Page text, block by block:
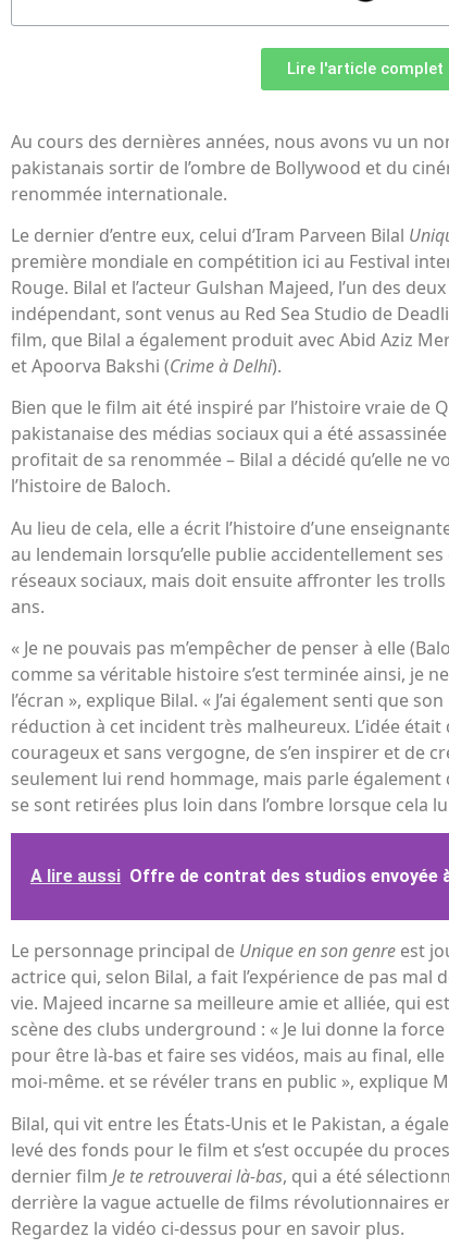
Lire l'article complet
Au cours des dernières années, nous avons vu un
pakistanais sortir de l’ombre de Bollywood et du
renommée internationale.
Le dernier d’entre eux, celui d’Iram Parveen Bilal
première mondiale en compétition ici au Festival
Rouge. Bilal et l’acteur Gulshan Majeed, l’un des
indépendant, sont venus au Red Sea Studio de
film, que Bilal a également produit avec Abid Aziz
et Apoorva Bakshi (Crime à Delhi).
Bien que le film ait été inspiré par l’histoire vraie de
pakistanaise des médias sociaux qui a été
profitait de sa renommée – Bilal a décidé qu’elle ne
l’histoire de Baloch.
Au lieu de cela, elle a écrit l’histoire d’une
au lendemain lorsqu’elle publie accidentellement
réseaux sociaux, mais doit ensuite affronter les
ans.
« Je ne pouvais pas m’empêcher de penser à elle
comme sa véritable histoire s’est terminée ainsi, je
l’écran », explique Bilal. « J’ai également senti que
réduction à cet incident très malheureux. L’idée
courageux et sans vergogne, de s’en inspirer et de
seulement lui rend hommage, mais parle également
se sont retirées plus loin dans l’ombre lorsque cela
A lire aussi Offre de contrat des studios envoyée
Le personnage principal de Unique en son genre est
actrice qui, selon Bilal, a fait l’expérience de pas mal
vie. Majeed incarne sa meilleure amie et alliée, qui
scène des clubs underground : « Je lui donne la
pour être là-bas et faire ses vidéos, mais au final,
moi-même. et se révéler trans en public », explique
Bilal, qui vit entre les États-Unis et le Pakistan, a
levé des fonds pour le film et s’est occupée du
dernier film Je te retrouverai là-bas, qui a été
derrière la vague actuelle de films révolutionnaires
Regardez la vidéo ci-dessus pour en savoir plus.